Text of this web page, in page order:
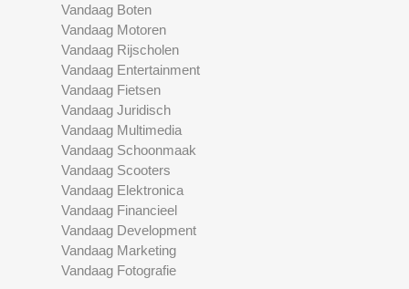
Vandaag Boten
Vandaag Motoren
Vandaag Rijscholen
Vandaag Entertainment
Vandaag Fietsen
Vandaag Juridisch
Vandaag Multimedia
Vandaag Schoonmaak
Vandaag Scooters
Vandaag Elektronica
Vandaag Financieel
Vandaag Development
Vandaag Marketing
Vandaag Fotografie